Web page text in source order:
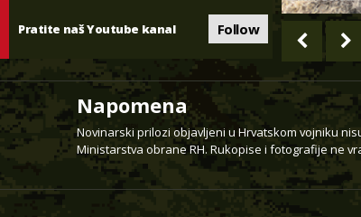
Pratite naš Youtube kanal Follow
Napomena
Novinarski prilozi objavljeni u Hrvatskom vojniku
Ministarstva obrane RH. Rukopise i fotografije ne